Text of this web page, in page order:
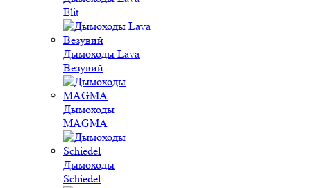
Elit
Дымоходы Lava
Везувий
Дымоходы
MAGMA
Дымоходы
Schiedel